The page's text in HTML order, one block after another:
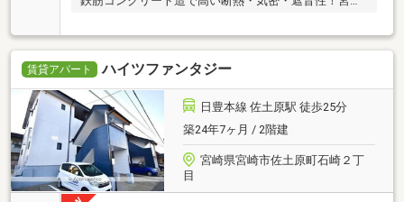
賃貸アパート ハイツファンタジー
日豊本線 佐土原駅 徒歩25分
築24年7ヶ月 / 2階建
宮崎県宮崎市佐土原町石崎２丁
目